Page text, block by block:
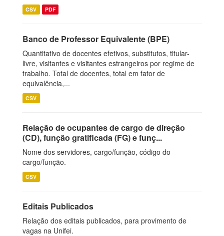
CSV PDF
Banco de Professor Equivalente (BPE)
Quantitativo de docentes efetivos, substitutos, titular-
livre, visitantes e visitantes estrangeiros por regime de
trabalho. Total de docentes, total em fator de
equivalência,...
CSV
Relação de ocupantes de cargo de direção
(CD), função gratificada (FG) e funç...
Nome dos servidores, cargo/função, código do
cargo/função.
CSV
Editais Publicados
Relação dos editais publicados, para provimento de
vagas na Unifei.